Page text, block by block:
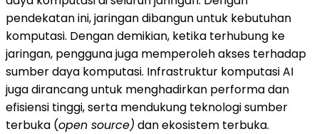
pendekatan ini, jaringan dibangun untuk kebutuhan
komputasi. Dengan demikian, ketika terhubung ke
jaringan, pengguna juga memperoleh akses terhadap
sumber daya komputasi. Infrastruktur komputasi AI
juga dirancang untuk menghadirkan performa dan
efisiensi tinggi, serta mendukung teknologi sumber
terbuka (open source) dan ekosistem terbuka.